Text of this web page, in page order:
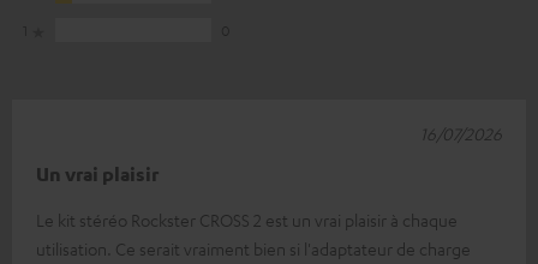
Un vrai plaisir
Le kit stéréo Rockster CROSS 2 est un vrai plaisir à chaque
utilisation. Ce serait vraiment bien si l'adaptateur de charge
16/07/2026